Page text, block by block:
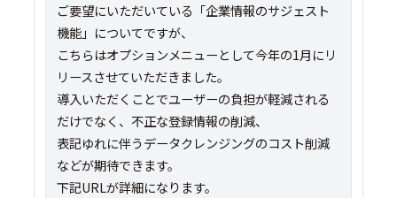
ご要望にいただいている「企業情報のサジェスト
機能」についてですが、
こちらはオプションメニューとして今年の1月にリ
リースさせていただきました。
導入いただくことでユーザーの負担が軽減される
だけでなく、不正な登録情報の削減、
表記ゆれに伴うデータクレンジングのコスト削減
などが期待できます。
下記URLが詳細になります。